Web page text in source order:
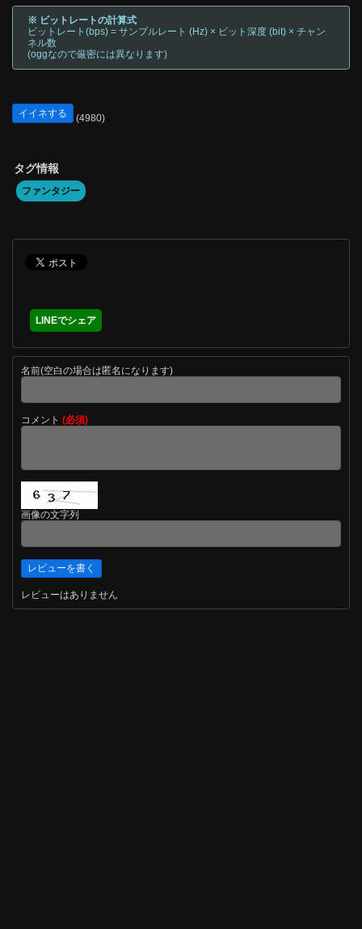
※ ビットレートの計算式
ビットレート(bps) = サンプルレート (Hz) × ビット深度 (bit) × チャン
ネル数
(oggなので厳密には異なります)
イイネする (4980)
タグ情報
ファンタジー
LINEでシェア
名前(空白の場合は匿名になります)
コメント (必須)
画像の文字列
レビューはありません